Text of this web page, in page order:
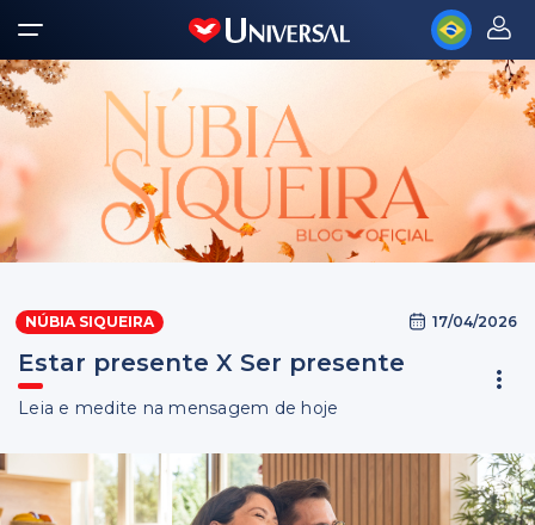
NÚBIA SIQUEIRA 17/04/2026
Estar presente X Ser presente
Leia e medite na mensagem de hoje